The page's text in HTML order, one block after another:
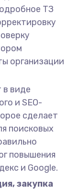
ТЗ
организации
в виде
и SEO-
сделает
поисковых
повышения
и Google.
закупка